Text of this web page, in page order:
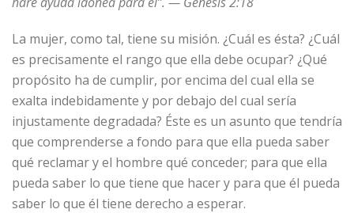
La mujer, como tal, tiene su misión. ¿Cuál es ésta? ¿Cuál
es precisamente el rango que ella debe ocupar? ¿Qué
propósito ha de cumplir, por encima del cual ella se
exalta indebidamente y por debajo del cual sería
injustamente degradada? Éste es un asunto que tendría
que comprenderse a fondo para que ella pueda saber
qué reclamar y el hombre qué conceder; para que ella
pueda saber lo que tiene que hacer y para que él pueda
saber lo que él tiene derecho a esperar.